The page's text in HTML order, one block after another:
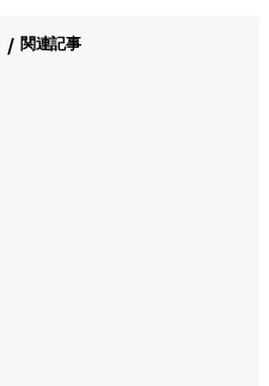
関連記事